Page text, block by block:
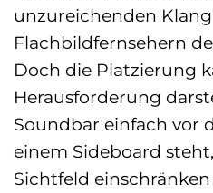
unzureichenden
Flachbildfernsehern
Doch die Platzierung
Herausforderung
Soundbar einfach vor
einem Sideboard
Sichtfeld